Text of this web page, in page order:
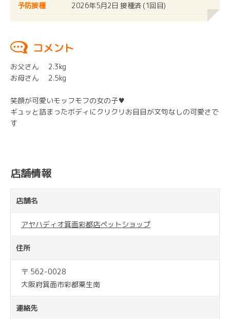
予防接種
2026年5月2日 接種済 (1回目)
コメント
お父さん 2.3kg
お母さん 2.5kg
笑顔が可愛いモッフモフの女の子♥️
ギュッと詰まったボディにクリクリお目目が文句なしの可愛さで
す
店舗情報
店舗名
アヤハディオ箕面彩都店ペットショップ
住所
〒 562-0028
大阪府箕面市彩都粟生南
連絡先